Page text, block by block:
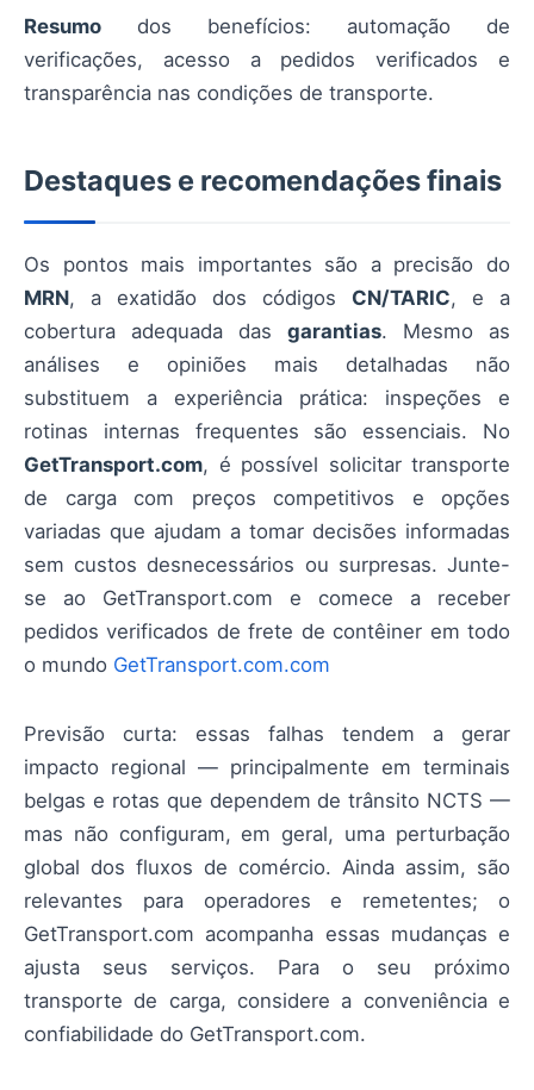
Resumo dos benefícios: automação de
verificações, acesso a pedidos verificados e
transparência nas condições de transporte.
Destaques e recomendações finais
Os pontos mais importantes são a precisão do
MRN, a exatidão dos códigos CN/TARIC, e a
cobertura adequada das garantias. Mesmo as
análises e opiniões mais detalhadas não
substituem a experiência prática: inspeções e
rotinas internas frequentes são essenciais. No
GetTransport.com, é possível solicitar transporte
de carga com preços competitivos e opções
variadas que ajudam a tomar decisões informadas
sem custos desnecessários ou surpresas. Junte-
se ao GetTransport.com e comece a receber
pedidos verificados de frete de contêiner em todo
o mundo GetTransport.com.com
Previsão curta: essas falhas tendem a gerar
impacto regional — principalmente em terminais
belgas e rotas que dependem de trânsito NCTS —
mas não configuram, em geral, uma perturbação
global dos fluxos de comércio. Ainda assim, são
relevantes para operadores e remetentes; o
GetTransport.com acompanha essas mudanças e
ajusta seus serviços. Para o seu próximo
transporte de carga, considere a conveniência e
confiabilidade do GetTransport.com.